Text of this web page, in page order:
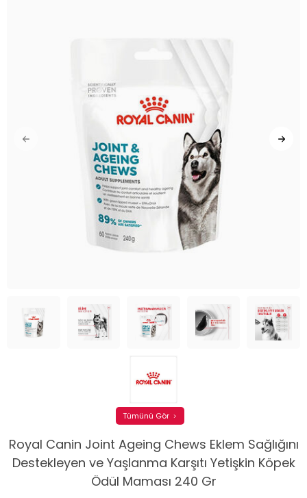
Royal Canin Joint Ageing Chews Eklem Sağlığını
Destekleyen ve Yaşlanma Karşıtı Yetişkin Köpek
Ödül Maması 240 Gr
Tümünü Gör